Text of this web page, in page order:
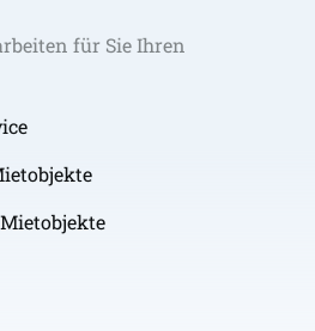
für Sie Ihren